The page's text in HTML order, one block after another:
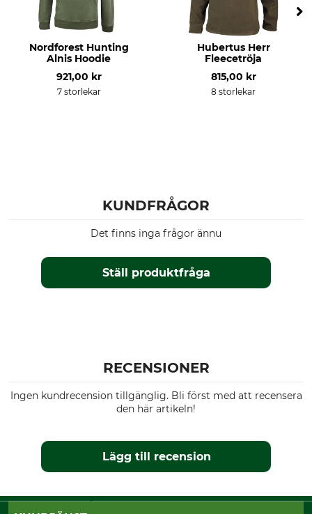
Får inte torkas i torktumlare
Stryk inte
Professionell textilvård
Torrengör inte
Klädstorlek
Nordforest Hunting
Alnis Hoodie
921,00 kr
7 storlekar
Hubertus Herr
Fleecetröja
815,00 kr
8 storlekar
KUNDFRÅGOR
Ställ produktfråga
Det finns inga frågor ännu
RECENSIONER
Ingen kundrecension tillgänglig. Bli först med att recensera
den här artikeln!
Lägg till recension